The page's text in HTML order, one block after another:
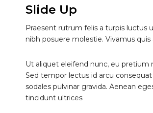
Slide Up
Praesent rutrum felis a turpis luctus
nibh posuere molestie. Vivamus
Ut aliquet eleifend nunc, eu pretium
Sed tempor lectus id arcu
sodales pulvinar gravida. Aenean
tincidunt ultrices